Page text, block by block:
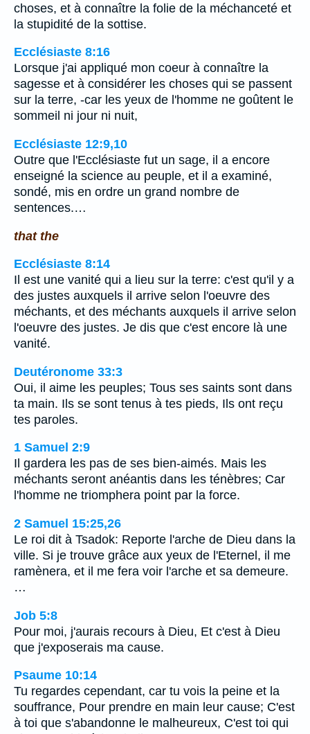
choses, et à connaître la folie de la méchanceté et
la stupidité de la sottise.
Ecclésiaste 8:16
Lorsque j'ai appliqué mon coeur à connaître la
sagesse et à considérer les choses qui se passent
sur la terre, -car les yeux de l'homme ne goûtent le
sommeil ni jour ni nuit,
Ecclésiaste 12:9,10
Outre que l'Ecclésiaste fut un sage, il a encore
enseigné la science au peuple, et il a examiné,
sondé, mis en ordre un grand nombre de
sentences.…
that the
Ecclésiaste 8:14
Il est une vanité qui a lieu sur la terre: c'est qu'il y a
des justes auxquels il arrive selon l'oeuvre des
méchants, et des méchants auxquels il arrive selon
l'oeuvre des justes. Je dis que c'est encore là une
vanité.
Deutéronome 33:3
Oui, il aime les peuples; Tous ses saints sont dans
ta main. Ils se sont tenus à tes pieds, Ils ont reçu
tes paroles.
1 Samuel 2:9
Il gardera les pas de ses bien-aimés. Mais les
méchants seront anéantis dans les ténèbres; Car
l'homme ne triomphera point par la force.
2 Samuel 15:25,26
Le roi dit à Tsadok: Reporte l'arche de Dieu dans la
ville. Si je trouve grâce aux yeux de l'Eternel, il me
ramènera, et il me fera voir l'arche et sa demeure.
…
Job 5:8
Pour moi, j'aurais recours à Dieu, Et c'est à Dieu
que j'exposerais ma cause.
Psaume 10:14
Tu regardes cependant, car tu vois la peine et la
souffrance, Pour prendre en main leur cause; C'est
à toi que s'abandonne le malheureux, C'est toi qui